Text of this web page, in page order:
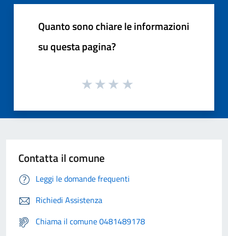
Quanto sono chiare le informazioni
su questa pagina?
Contatta il comune
Leggi le domande frequenti
Richiedi Assistenza
Chiama il comune 0481489178